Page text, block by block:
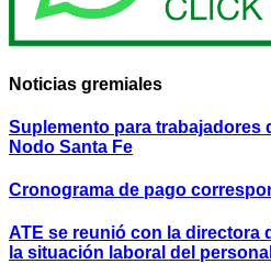
Noticias gremiales
Suplemento para trabajadores
Nodo Santa Fe
Cronograma de pago
ATE se reunió con la directora
la situación laboral del personal